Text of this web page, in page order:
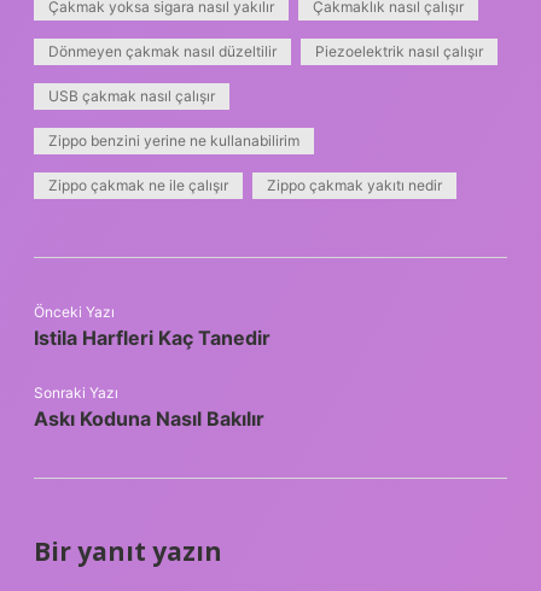
Çakmak yoksa sigara nasıl yakılır Çakmaklık nasıl çalışır
Dönmeyen çakmak nasıl düzeltilir Piezoelektrik nasıl çalışır
USB çakmak nasıl çalışır
Zippo benzini yerine ne kullanabilirim
Zippo çakmak ne ile çalışır Zippo çakmak yakıtı nedir
Önceki Yazı
Istila Harfleri Kaç Tanedir
Sonraki Yazı
Askı Koduna Nasıl Bakılır
Bir yanıt yazın